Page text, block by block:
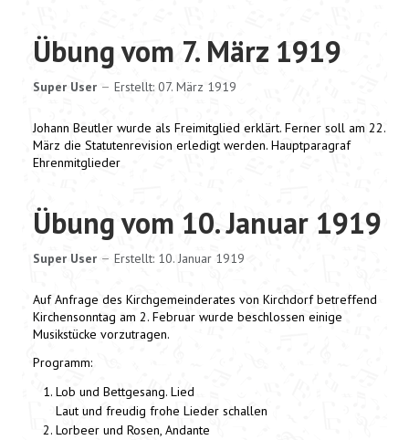
Übung vom 7. März 1919
Super User Erstellt: 07. März 1919
Johann Beutler wurde als Freimitglied erklärt. Ferner soll am 22.
März die Statutenrevision erledigt werden. Hauptparagraf
Ehrenmitglieder
Übung vom 10. Januar 1919
Super User Erstellt: 10. Januar 1919
Auf Anfrage des Kirchgemeinderates von Kirchdorf betreffend
Kirchensonntag am 2. Februar wurde beschlossen einige
Musikstücke vorzutragen.
Programm:
Lob und Bettgesang. Lied
Laut und freudig frohe Lieder schallen
Lorbeer und Rosen, Andante